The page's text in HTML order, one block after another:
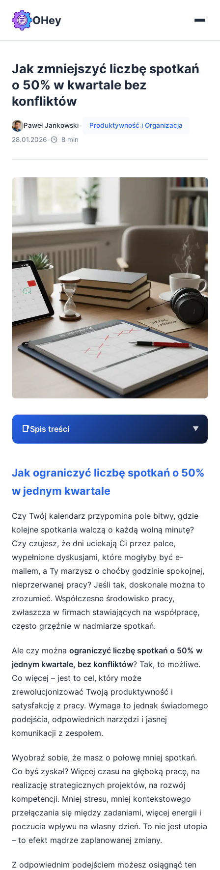
OHey
Jak zmniejszyć liczbę spotkań
o 50% w kwartale bez
konfliktów
Paweł Jankowski•
Produktywność i Organizacja
28.01.2026• 8 min
📑Spis treści ▼
jednym kwartale
Dlaczego spotkania pochłaniają czas i
energię
Kwartalny cel 50% mniej spotkań – od czego
zacząć
Krok 1: Audyt obecnych spotkań
Krok 2: Filtry dla każdego spotkania
Krok 3: Alternatywne formy komunikacji
Krok 4: Skracanie czasu trwania spotkań
Krok 5: Kultura otwartości i edukacja
zespołu
Krok 6: Monitorowanie i dostosowywanie
Praktyczne porady na dobry start
Jak ograniczyć liczbę spotkań o 50%
w jednym kwartale
Czy Twój kalendarz przypomina pole bitwy, gdzie
kolejne spotkania walczą o każdą wolną minutę?
Czy czujesz, że dni uciekają Ci przez palce,
wypełnione dyskusjami, które mogłyby być e-
mailem, a Ty marzysz o choćby godzinie spokojnej,
nieprzerwanej pracy? Jeśli tak, doskonale można to
zrozumieć. Współczesne środowisko pracy,
zwłaszcza w firmach stawiających na współpracę,
często grzęźnie w nadmiarze spotkań.
Ale czy można ograniczyć liczbę spotkań o 50% w
jednym kwartale, bez konfliktów? Tak, to możliwe.
Co więcej – jest to cel, który może
zrewolucjonizować Twoją produktywność i
satysfakcję z pracy. Wymaga to jednak świadomego
podejścia, odpowiednich narzędzi i jasnej
komunikacji z zespołem.
Wyobraź sobie, że masz o połowę mniej spotkań.
Co byś zyskał? Więcej czasu na głęboką pracę, na
realizację strategicznych projektów, na rozwój
kompetencji. Mniej stresu, mniej kontekstowego
przełączania się między zadaniami, więcej energii i
poczucia wpływu na własny dzień. To nie jest utopia
– to efekt mądrze zaplanowanej zmiany.
Z odpowiednim podejściem możesz osiągnąć ten